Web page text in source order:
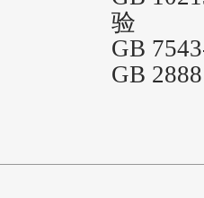
验
GB
GB